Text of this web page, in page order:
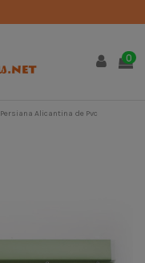
0
Persiana Alicantina de Pvc